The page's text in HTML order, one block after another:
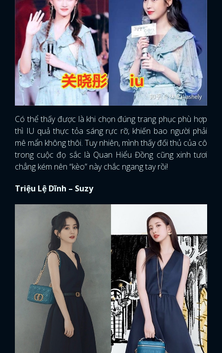
Có thể thấy được là khi chọn đúng trang phục phù hợp
thì IU quả thực tỏa sáng rực rỡ, khiến bao người phải
mê mẩn không thôi. Tuy nhiên, mình thấy đối thủ của cô
trong cuộc đọ sắc là Quan Hiểu Đồng cũng xinh tươi
chẳng kém nên “kèo” này chắc ngang tay rồi!
Triệu Lệ Dĩnh – Suzy